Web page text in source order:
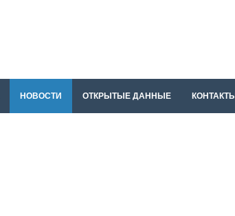
НОВОСТИ ОТКРЫТЫЕ ДАННЫЕ КОНТАКТЫ